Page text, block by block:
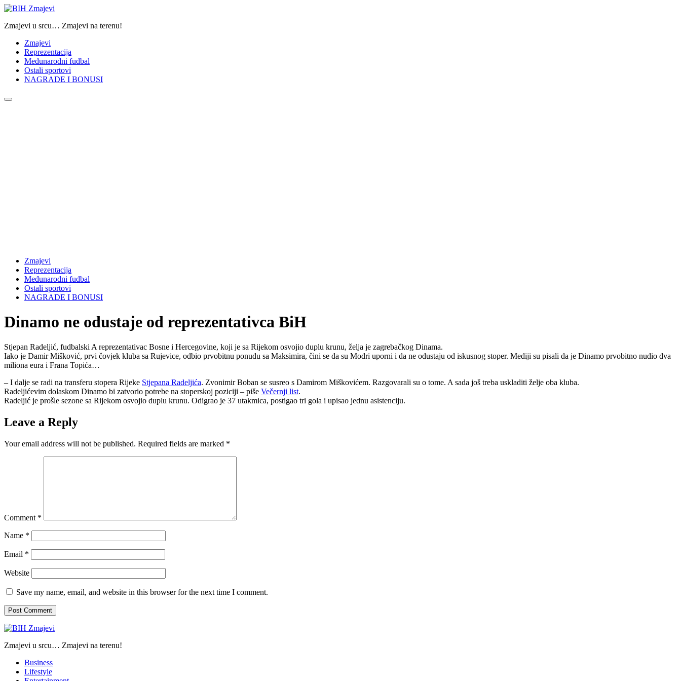
Zmajevi u srcu… Zmajevi na terenu!
Zmajevi
Reprezentacija
Međunarodni fudbal
Ostali sportovi
NAGRADE I BONUSI
Zmajevi
Reprezentacija
Međunarodni fudbal
Ostali sportovi
NAGRADE I BONUSI
Dinamo ne odustaje od reprezentativca BiH
Stjepan Radeljić, fudbalski A reprezentativac Bosne i Hercegovine, koji je sa Rijekom osvojio duplu krunu, želja je zagrebačkog Dinama.
Iako je Damir Mišković, prvi čovjek kluba sa Rujevice, odbio prvobitnu ponudu sa Maksimira, čini se da su Modri uporni i da ne odustaju od iskusnog stoper. Mediji su pisali da je Dinamo prvobitno nudio dva
miliona eura i Frana Topića…
– I dalje se radi na transferu stopera Rijeke Stjepana Radeljića. Zvonimir Boban se susreo s Damirom Miškovićem. Razgovarali su o tome. A sada još treba uskladiti želje oba kluba.
Radeljićevim dolaskom Dinamo bi zatvorio potrebe na stoperskoj poziciji – piše Večernji list.
Radeljić je prošle sezone sa Rijekom osvojio duplu krunu. Odigrao je 37 utakmica, postigao tri gola i upisao jednu asistenciju.
Leave a Reply
Your email address will not be published. Required fields are marked *
Comment *
Name *
Email *
Website
Save my name, email, and website in this browser for the next time I comment.
Zmajevi u srcu… Zmajevi na terenu!
Business
Lifestyle